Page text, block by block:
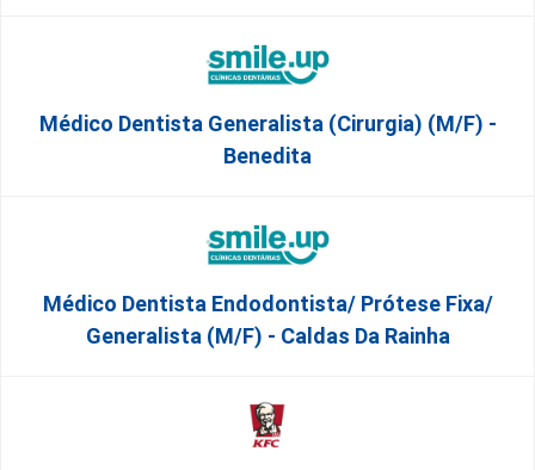
Médico Dentista Generalista (Cirurgia) (M/F) -
Benedita
Médico Dentista Endodontista/ Prótese Fixa/
Generalista (M/F) - Caldas Da Rainha